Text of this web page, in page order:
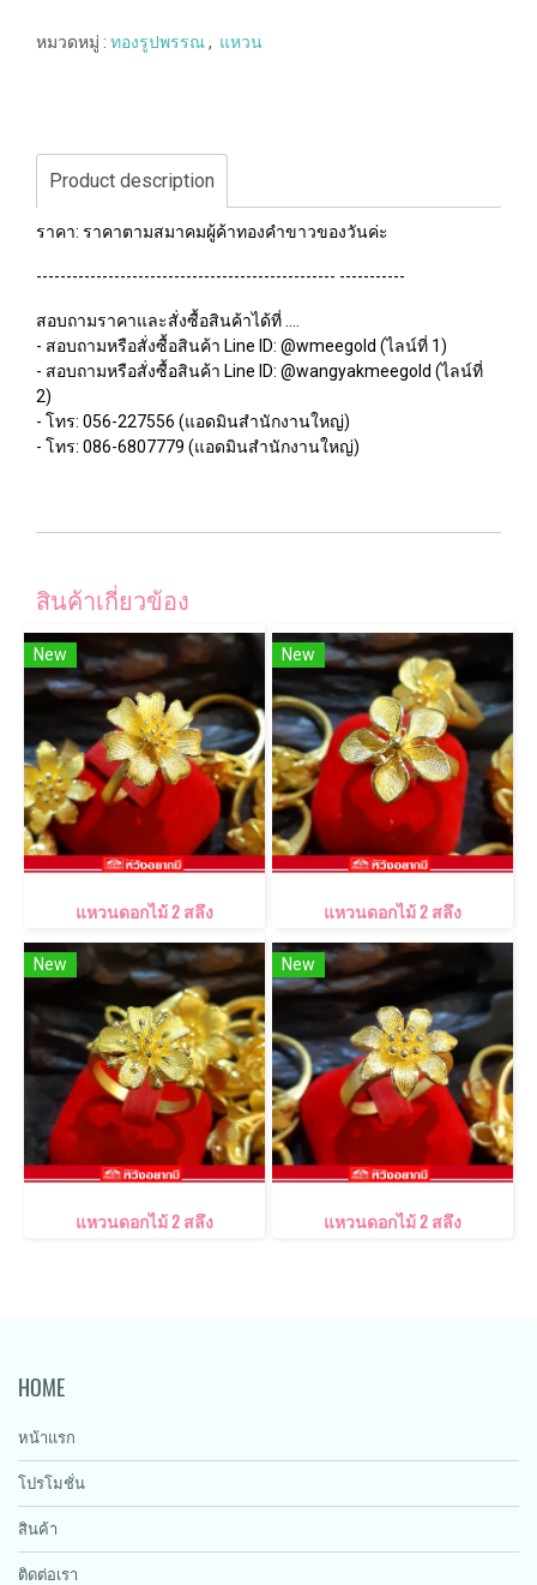
หมวดหมู่ : ทองรูปพรรณ, แหวน
Product description
ราคา: ราคาตามสมาคมผู้ค้าทองคำขาวของวันค่ะ
-------------------------------------------------- -----------
สอบถามราคาและสั่งซื้อสินค้าได้ที่ ....
- สอบถามหรือสั่งซื้อสินค้า Line ID: @wmeegold (ไลน์ที่ 1)
- สอบถามหรือสั่งซื้อสินค้า Line ID: @wangyakmeegold (ไลน์ที่
2)
- โทร: 056-227556 (แอดมินสำนักงานใหญ่)
- โทร: 086-6807779 (แอดมินสำนักงานใหญ่)
สินค้าเกี่ยวข้อง
New
แหวนดอกไม้ 2 สลึง
New
แหวนดอกไม้ 2 สลึง
New
แหวนดอกไม้ 2 สลึง
New
แหวนดอกไม้ 2 สลึง
HOME
หน้าแรก
โปรโมชั่น
สินค้า
ติดต่อเรา